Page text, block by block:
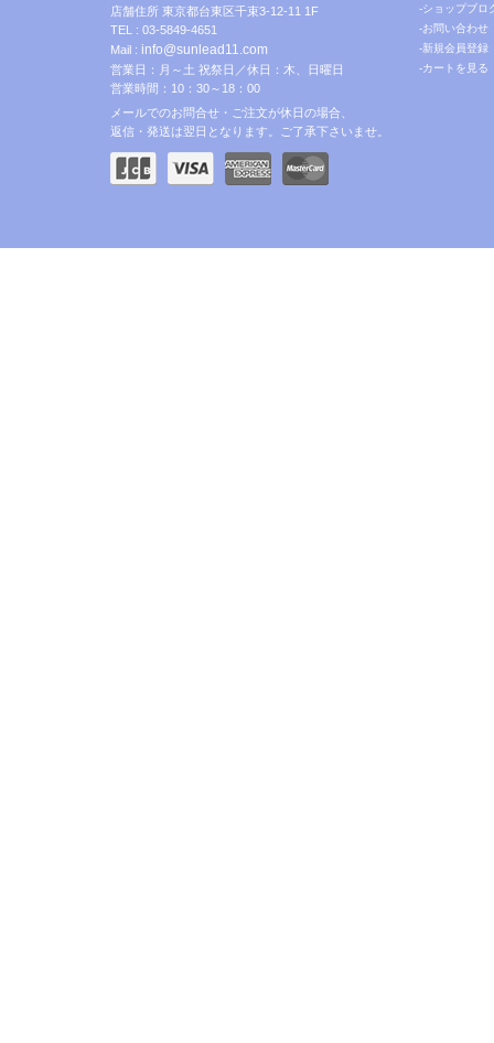
店舗住所 東京都台東区千束3-12-11 1F
TEL : 03-5849-4651
Mail : info@sunlead11.com
営業日：月～土 祝祭日／休日：木、日曜日
営業時間：10：30～18：00
メールでのお問合せ・ご注文が休日の場合、
返信・発送は翌日となります。ご了承下さいませ。
-ショップブロ
-お問い合わせ
-新規会員登録
-カートを見る